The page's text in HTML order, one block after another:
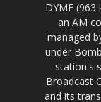
DYMF (963
an AM
managed
under
station's
Broadcast
and its